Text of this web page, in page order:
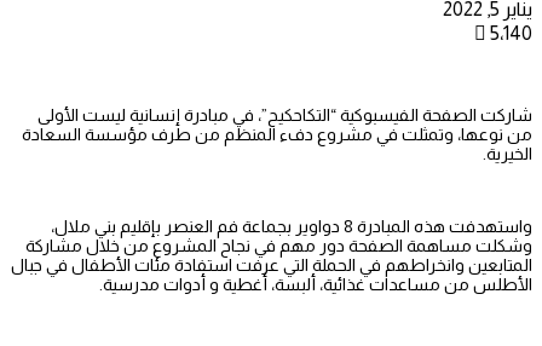
يناير 5, 2022
5٬140
شاركت الصفحة الفيسبوكية “التكاحكيح”، في مبادرة إنسانية ليست الأولى
من نوعها، وتمثلت في مشروع دفء المنظم من طرف مؤسسة السعادة
الخيرية.
واستهدفت هذه المبادرة 8 دواوير بجماعة فم العنصر بإقليم بني ملال،
وشكلت مساهمة الصفحة دور مهم في نجاح المشروع من خلال مشاركة
المتابعين وانخراطهم في الحملة التي عرفت استفادة مئات الأطفال في جبال
الأطلس من مساعدات غذائية، ألبسة، أغطية و أدوات مدرسية.